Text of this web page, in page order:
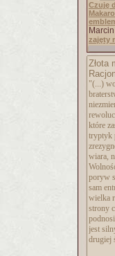
Czuję
zajęty
Złota
"(...)
które
tryptyk
wiara,
poryw
sam
wielka
strony
jest
drugiej